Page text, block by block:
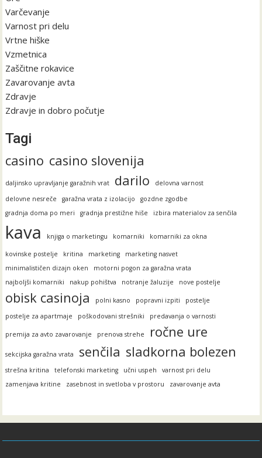
Varčevanje
Varnost pri delu
Vrtne hiške
Vzmetnica
Zaščitne rokavice
Zavarovanje avta
Zdravje
Zdravje in dobro počutje
Tagi
casino casino slovenija
daljinsko upravljanje garažnih vrat darilo
delovna varnost
delovne nesreče
garažna vrata z izolacijo
gozdne zgodbe
gradnja doma po meri
gradnja prestižne hiše izbira materialov za senčila
kava knjiga o marketingu komarniki komarniki za okna
kovinske postelje kritina marketing
marketing nasvet
minimalističen dizajn oken
motorni pogon za garažna vrata
najboljši komarniki
nakup pohištva notranje žaluzije nove postelje
obisk casinoja polni kasno popravni izpiti
postelje
postelje za apartmaje
poškodovani strešniki predavanja o varnosti
premija za avto zavarovanje prenova strehe ročne ure
sekcijska garažna vrata senčila sladkorna bolezen
strešna kritina telefonski marketing učni uspeh
varnost pri delu
zamenjava kritine
zasebnost in svetloba v prostoru zavarovanje avta